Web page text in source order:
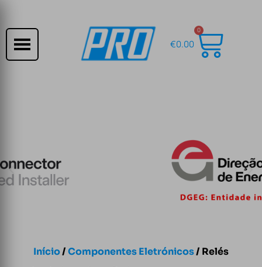
€0.00
0
Início/Componentes Eletrónicos/ Relés